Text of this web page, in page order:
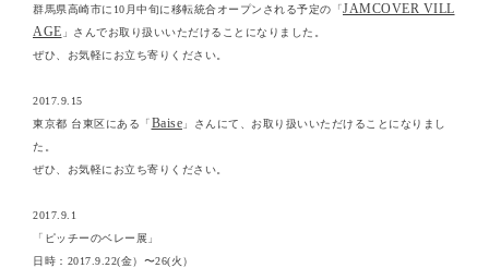
群馬県高崎市に10月中旬に移転統合オープンされる予定の「JAMCOVER VILL
AGE 」さんでお取り扱いいただけることになりました。
ぜひ、お気軽にお立ち寄りください。
2017.9.15
東京都 台東区にある「Baise 」さんにて、お取り扱いいただけることになりまし
た。
ぜひ、お気軽にお立ち寄りください。
2017.9.1
「ピッチーのベレー展」
日時：2017.9.22(金）〜26(火）